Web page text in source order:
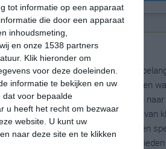
tot informatie op een apparaat
die door een apparaat
inhoudsmeting,
en onze 1538 partners
Klik hieronder om
voor deze doeleinden.
informatie te bekijken en uw
dat voor bepaalde
u heeft het recht om bezwaar
website. U kunt uw
naar deze site en te klikken
3
Beste reistijd
Het weer is een
reizen. Wil je weten
maanden zijn om
reizen? Op basis van
weersextremen en
weerinformatie